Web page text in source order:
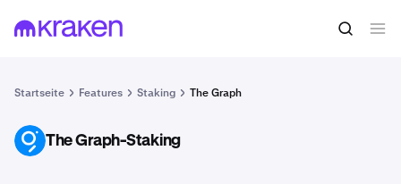
Startseite Features Staking The Graph
GRT The Graph-Staking